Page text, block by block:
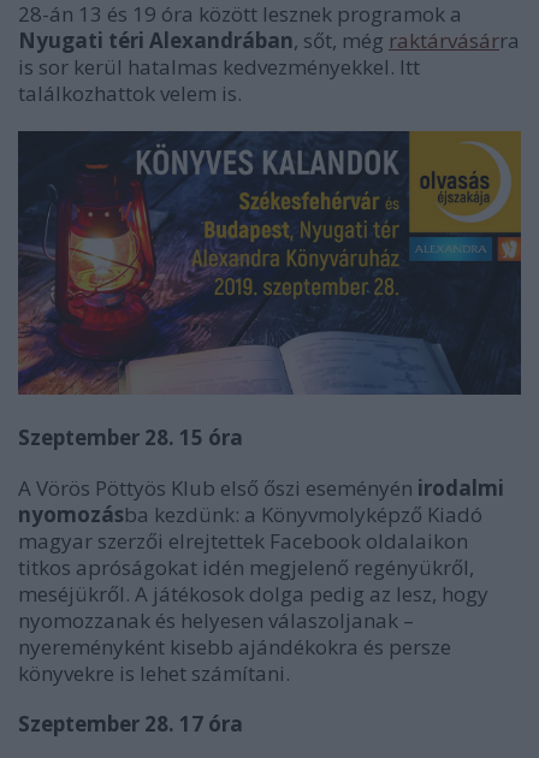
28-án 13 és 19 óra között lesznek programok a
Nyugati téri Alexandrában, sőt, még raktárvásárra
is sor kerül hatalmas kedvezményekkel. Itt
találkozhattok velem is.
Szeptember 28. 15 óra
A Vörös Pöttyös Klub első őszi eseményén irodalmi
nyomozásba kezdünk: a Könyvmolyképző Kiadó
magyar szerzői elrejtettek Facebook oldalaikon
titkos apróságokat idén megjelenő regényükről,
meséjükről. A játékosok dolga pedig az lesz, hogy
nyomozzanak és helyesen válaszoljanak –
nyereményként kisebb ajándékokra és persze
könyvekre is lehet számítani.
Szeptember 28. 17 óra